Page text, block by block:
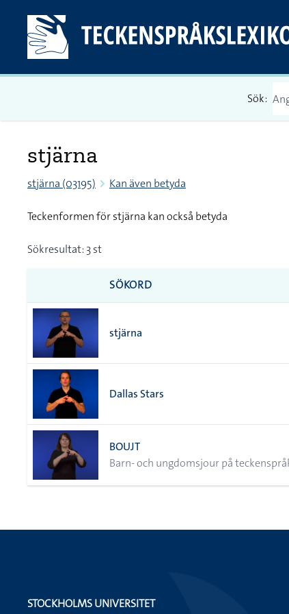
Sök:
stjärna
stjärna (03195) Kan även betyda
Teckenformen för stjärna kan också betyda
Sökresultat: 3 st
SÖKORD
stjärna
Dallas Stars
BOUJT
Barn- och ungdomsjour på
STOCKHOLMS UNIVERSITET